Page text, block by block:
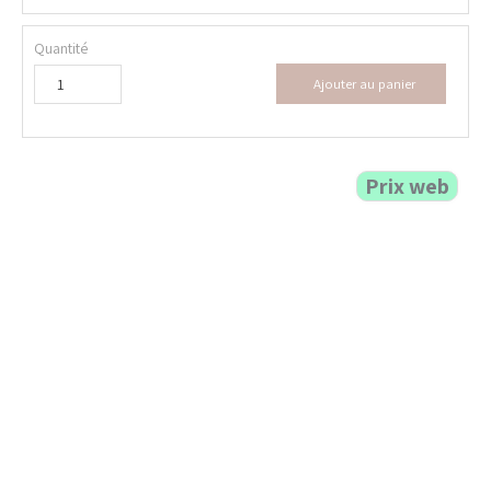
Prix web
Quantité
Ajouter au panier